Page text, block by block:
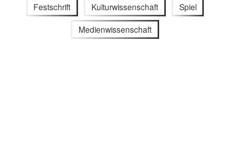
Festschrift Kulturwissenschaft Spiel
Medienwissenschaft